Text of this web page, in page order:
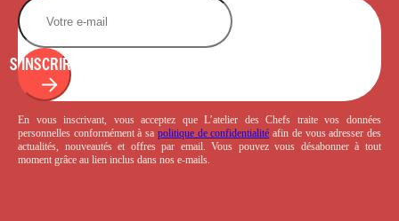
S'INSCRIRE
En vous inscrivant, vous acceptez que L’atelier des Chefs traite vos données
personnelles conformément à sa politique de confidentialité afin de vous adresser des
actualités, nouveautés et offres par email. Vous pouvez vous désabonner à tout
moment grâce au lien inclus dans nos e-mails.